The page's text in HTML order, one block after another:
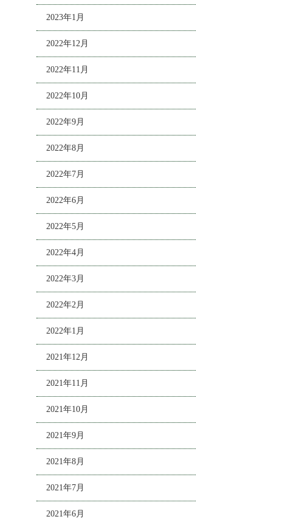
2023年1月
2022年12月
2022年11月
2022年10月
2022年9月
2022年8月
2022年7月
2022年6月
2022年5月
2022年4月
2022年3月
2022年2月
2022年1月
2021年12月
2021年11月
2021年10月
2021年9月
2021年8月
2021年7月
2021年6月